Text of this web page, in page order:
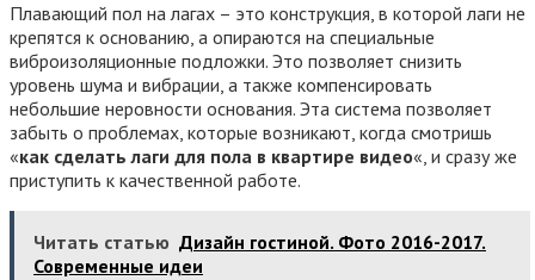
Плавающий пол на лагах – это конструкция, в которой лаги не
крепятся к основанию, а опираются на специальные
виброизоляционные подложки. Это позволяет снизить
уровень шума и вибрации, а также компенсировать
небольшие неровности основания. Эта система позволяет
забыть о проблемах, которые возникают, когда смотришь
«как сделать лаги для пола в квартире видео«, и сразу же
приступить к качественной работе.
Читать статью Дизайн гостиной. Фото 2016-2017.
Современные идеи